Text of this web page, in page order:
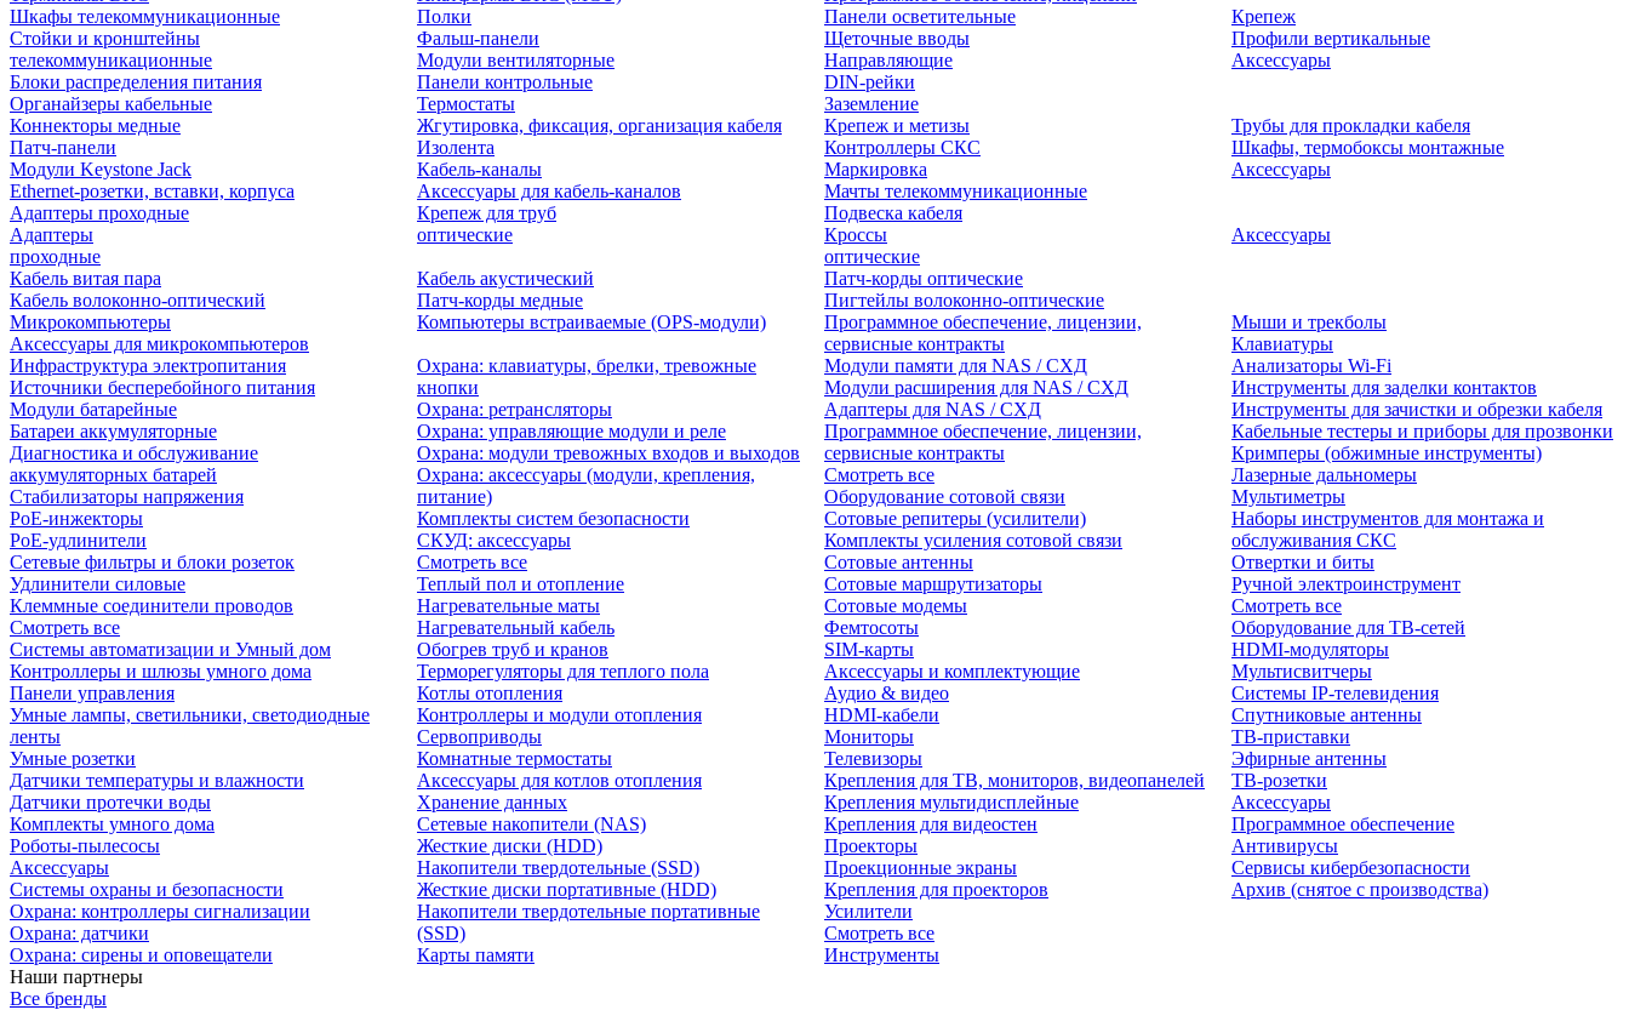
Шкафы телекоммуникационные
Стойки и кронштейны
телекоммуникационные
Блоки распределения питания
Органайзеры кабельные
Полки
Фальш-панели
Модули вентиляторные
Панели контрольные
Термостаты
Панели осветительные
Щеточные вводы
Направляющие
DIN-рейки
Заземление
Крепеж
Профили вертикальные
Аксессуары
Коннекторы медные
Патч-панели
Модули Keystone Jack
Ethernet-розетки, вставки, корпуса
Адаптеры проходные
Жгутировка, фиксация, организация кабеля
Изолента
Кабель-каналы
Аксессуары для кабель-каналов
Крепеж для труб
Крепеж и метизы
Контроллеры СКС
Маркировка
Мачты телекоммуникационные
Подвеска кабеля
Трубы для прокладки кабеля
Шкафы, термобоксы монтажные
Аксессуары
Адаптеры
проходные
оптические
Кроссы
оптические
Аксессуары
Кабель витая пара
Кабель волоконно-оптический
Кабель акустический
Патч-корды медные
Патч-корды оптические
Пигтейлы волоконно-оптические
Микрокомпьютеры
Аксессуары для микрокомпьютеров
Компьютеры встраиваемые (OPS-модули)
Программное обеспечение, лицензии,
сервисные контракты
Мыши и трекболы
Клавиатуры
Инфраструктура электропитания
Источники бесперебойного питания
Модули батарейные
Батареи аккумуляторные
Диагностика и обслуживание
аккумуляторных батарей
Стабилизаторы напряжения
PoE-инжекторы
PoE-удлинители
Сетевые фильтры и блоки розеток
Удлинители силовые
Клеммные соединители проводов
Смотреть все
Системы автоматизации и Умный дом
Контроллеры и шлюзы умного дома
Панели управления
Умные лампы, светильники, светодиодные
ленты
Умные розетки
Датчики температуры и влажности
Датчики протечки воды
Комплекты умного дома
Роботы-пылесосы
Аксессуары
Системы охраны и безопасности
Охрана: контроллеры сигнализации
Охрана: датчики
Охрана: сирены и оповещатели
Охрана: клавиатуры, брелки, тревожные
кнопки
Охрана: ретрансляторы
Охрана: управляющие модули и реле
Охрана: модули тревожных входов и выходов
Охрана: аксессуары (модули, крепления,
питание)
Комплекты систем безопасности
СКУД: аксессуары
Смотреть все
Теплый пол и отопление
Нагревательные маты
Нагревательный кабель
Обогрев труб и кранов
Терморегуляторы для теплого пола
Котлы отопления
Контроллеры и модули отопления
Сервоприводы
Комнатные термостаты
Аксессуары для котлов отопления
Хранение данных
Сетевые накопители (NAS)
Жесткие диски (HDD)
Накопители твердотельные (SSD)
Жесткие диски портативные (HDD)
Накопители твердотельные портативные
(SSD)
Карты памяти
Модули памяти для NAS / СХД
Модули расширения для NAS / СХД
Адаптеры для NAS / СХД
Программное обеспечение, лицензии,
сервисные контракты
Смотреть все
Оборудование сотовой связи
Сотовые репитеры (усилители)
Комплекты усиления сотовой связи
Сотовые антенны
Сотовые маршрутизаторы
Сотовые модемы
Фемтосоты
SIM-карты
Аксессуары и комплектующие
Аудио & видео
HDMI-кабели
Мониторы
Телевизоры
Крепления для ТВ, мониторов, видеопанелей
Крепления мультидисплейные
Крепления для видеостен
Проекторы
Проекционные экраны
Крепления для проекторов
Усилители
Смотреть все
Инструменты
Анализаторы Wi-Fi
Инструменты для заделки контактов
Инструменты для зачистки и обрезки кабеля
Кабельные тестеры и приборы для прозвонки
Кримперы (обжимные инструменты)
Лазерные дальномеры
Мультиметры
Наборы инструментов для монтажа и
обслуживания СКС
Отвертки и биты
Ручной электроинструмент
Смотреть все
Оборудование для ТВ-сетей
HDMI-модуляторы
Мультисвитчеры
Системы IP-телевидения
Спутниковые антенны
ТВ-приставки
Эфирные антенны
ТВ-розетки
Аксессуары
Программное обеспечение
Антивирусы
Сервисы кибербезопасности
Архив (снятое с производства)
Наши партнеры
Все бренды